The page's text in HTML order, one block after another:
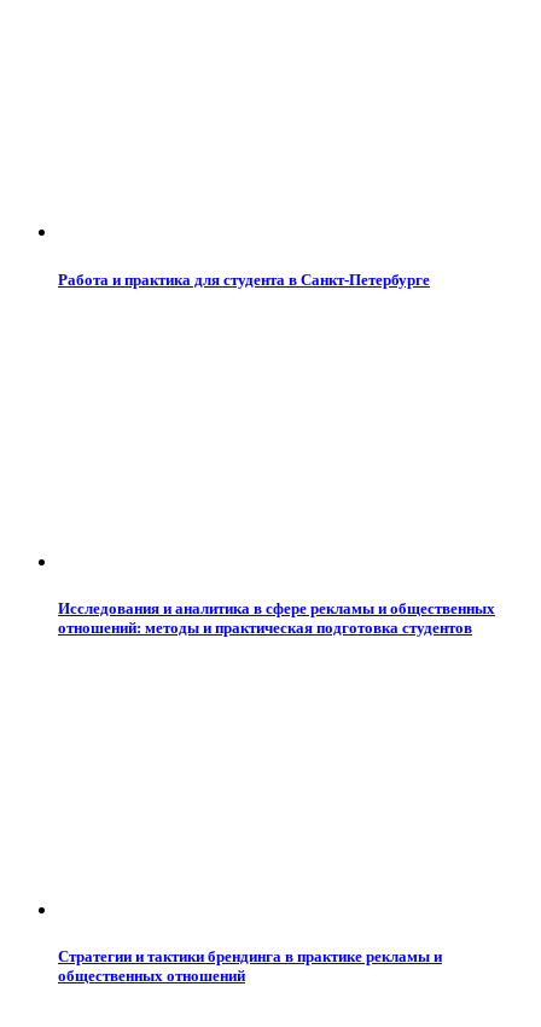
Работа и практика для студента в Санкт-Петербурге
Исследования и аналитика в сфере рекламы и общественных
отношений: методы и практическая подготовка студентов
Стратегии и тактики брендинга в практике рекламы и
общественных отношений